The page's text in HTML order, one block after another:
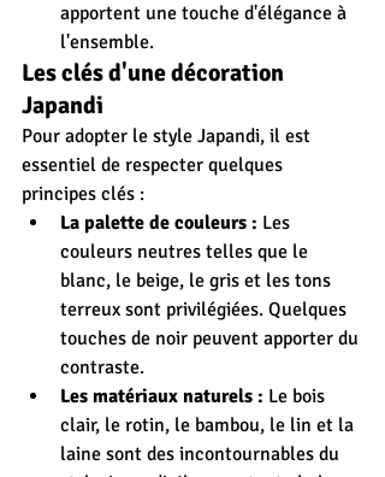
apportent une touche d'élégance à
l'ensemble.
Les clés d'une décoration
Japandi
Pour adopter le style Japandi, il est
essentiel de respecter quelques
principes clés :
La palette de couleurs : Les
couleurs neutres telles que le
blanc, le beige, le gris et les tons
terreux sont privilégiées. Quelques
touches de noir peuvent apporter du
contraste.
Les matériaux naturels : Le bois
clair, le rotin, le bambou, le lin et la
laine sont des incontournables du